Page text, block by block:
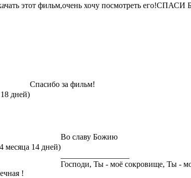
этот фильм,очень хочу посмотреть его!СПАСИ
дней)
Спасибо за фильм!
месяца 14 дней)
Во славу Божию
Господи, Ты - моё сокровище, Ты -
!